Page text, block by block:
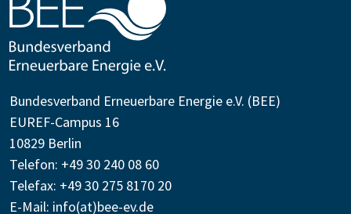
Bundesverband Erneuerbare Energie e.V. (BEE)
EUREF-Campus 16
10829 Berlin
Telefon: +49 30 240 08 60
Telefax: +49 30 275 8170 20
E-Mail: info(at)bee-ev.de